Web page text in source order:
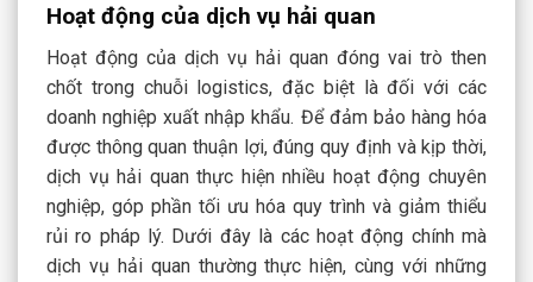
Hoạt động của dịch vụ hải quan
Hoạt động của dịch vụ hải quan đóng vai trò then
chốt trong chuỗi logistics, đặc biệt là đối với các
doanh nghiệp xuất nhập khẩu. Để đảm bảo hàng hóa
được thông quan thuận lợi, đúng quy định và kịp thời,
dịch vụ hải quan thực hiện nhiều hoạt động chuyên
nghiệp, góp phần tối ưu hóa quy trình và giảm thiểu
rủi ro pháp lý. Dưới đây là các hoạt động chính mà
dịch vụ hải quan thường thực hiện, cùng với những